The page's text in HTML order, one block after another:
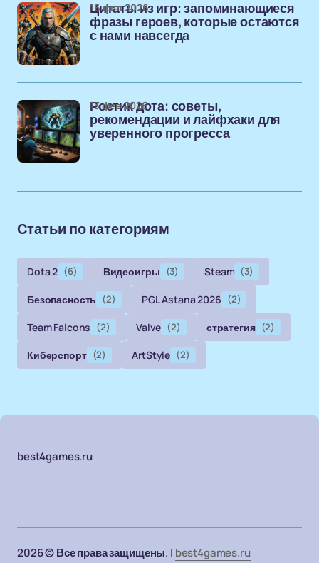
Цитаты из игр: запоминающиеся
фразы героев, которые остаются
с нами навсегда
16 фев 2026
Ростик дота: советы,
рекомендации и лайфхаки для
уверенного прогресса
13 фев 2026
Статьи по категориям
Dota 2 (6) Видеоигры (3) Steam (3)
Безопасность (2) PGL Astana 2026 (2)
Team Falcons (2) Valve (2) стратегия (2)
Киберспорт (2) ArtStyle (2)
best4games.ru
2026 © Все права защищены. | best4games.ru